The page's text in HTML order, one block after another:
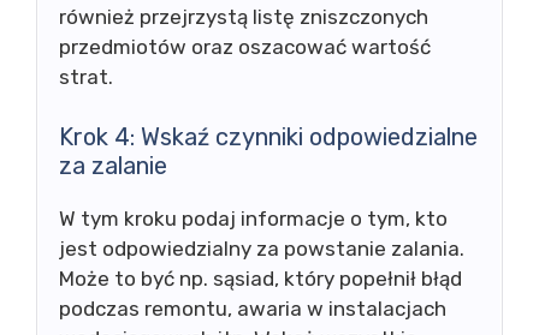
również przejrzystą listę zniszczonych
przedmiotów oraz oszacować wartość
strat.
Krok 4: Wskaź czynniki odpowiedzialne
za zalanie
W tym kroku podaj informacje o tym, kto
jest odpowiedzialny za powstanie zalania.
Może to być np. sąsiad, który popełnił błąd
podczas remontu, awaria w instalacjach